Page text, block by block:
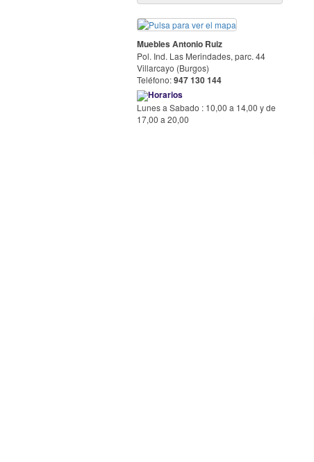
Muebles Antonio Ruiz
Pol. Ind. Las Merindades, parc. 44
Villarcayo (Burgos)
Teléfono:947 130 144
Horarios
Lunes a Sabado : 10,00 a 14,00 y de
17,00 a 20,00